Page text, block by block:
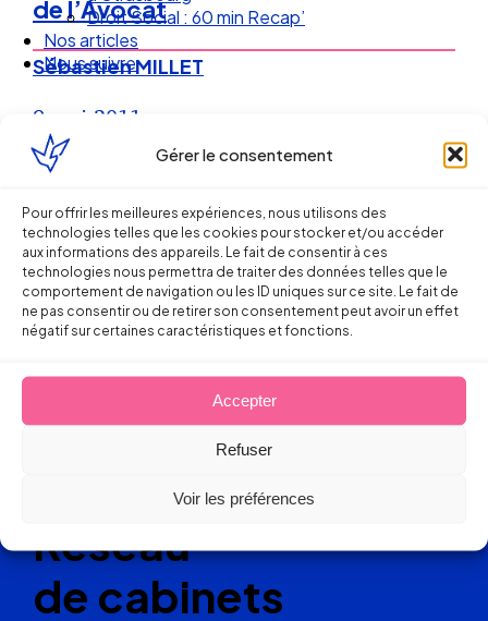
Gérer le consentement
Pour offrir les meilleures expériences, nous utilisons des
technologies telles que les cookies pour stocker et/ou accéder
aux informations des appareils. Le fait de consentir à ces
technologies nous permettra de traiter des données telles que le
comportement de navigation ou les ID uniques sur ce site. Le fait de
ne pas consentir ou de retirer son consentement peut avoir un effet
négatif sur certaines caractéristiques et fonctions.
Accepter
Refuser
Voir les préférences
Droit Social : 60 min Recap’
Nos articles
Nous suivre
de l’Avocat
Sébastien MILLET
9 mai 2011
Ellipse Avocats
Réseau
de cabinets